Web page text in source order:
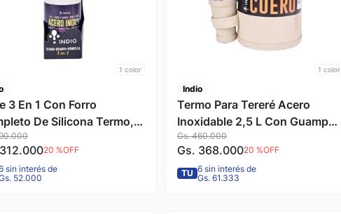
1 color
3 En 1 Con Forro
De Silicona Termo,
Y Bombilla Beige 1 L
.000
312.00020 %OFF
sin interés de
52.000
1 color
Indio
Termo Para Tereré Acero
Inoxidable 2,5 L Con Guampa
Y Bombilla Revestido En Cuero
Marrón Indio
Gs. 460.000
Gs. 368.00020 %OFF
TU 6 sin interés de
Gs. 61.333